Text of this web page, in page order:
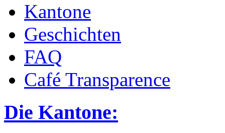
Kantone
Geschichten
FAQ
Café Transparence
Die Kantone: